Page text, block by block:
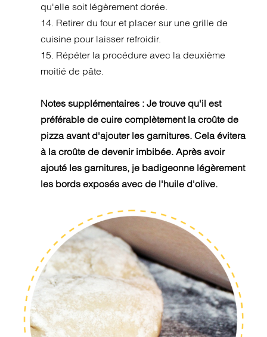
qu'elle soit légèrement dorée.
14. Retirer du four et placer sur une grille de
cuisine pour laisser refroidir.
15. Répéter la procédure avec la deuxième
moitié de pâte.
Notes supplémentaires : Je trouve qu'il est
préférable de cuire complètement la croûte de
pizza avant d'ajouter les garnitures. Cela évitera
à la croûte de devenir imbibée. Après avoir
ajouté les garnitures, je badigeonne légèrement
les bords exposés avec de l'huile d'olive.